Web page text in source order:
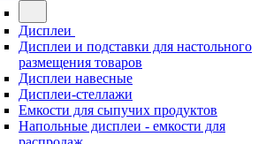
Дисплеи
Дисплеи и подставки для настольного
размещения товаров
Дисплеи навесные
Дисплеи-стеллажи
Емкости для сыпучих продуктов
Напольные дисплеи - емкости для